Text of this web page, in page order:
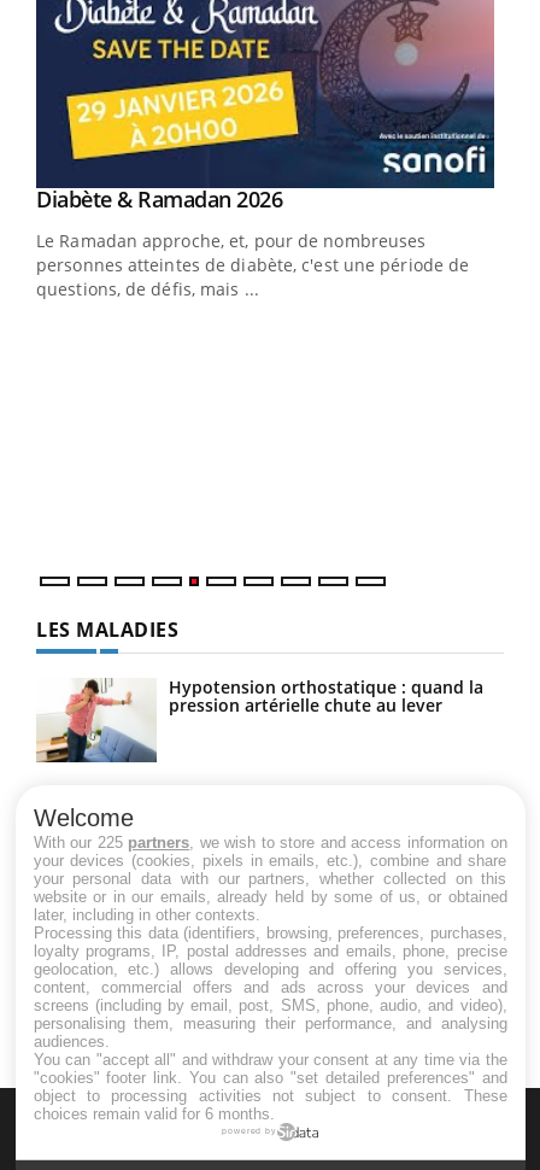
Youtube
Diabète & Ramadan 2026Youtube
Le Ramadan approche, et, pour de nombreuses
personnes atteintes de diabète, c'est une période de
questions, de défis, mais ...
LES MALADIES
Hypotension orthostatique : quand la
pression artérielle chute au lever
Maladie de Charcot (Sclérose latérale
amyotrophique)
Welcome
With our 225 partners , we wish to store and access information on
your devices (cookies, pixels in emails, etc.), combine and share
your personal data with our partners, whether collected on this
website or in our emails, already held by some of us, or obtained
later, including in other contexts.
Processing this data (identifiers, browsing, preferences, purchases,
loyalty programs, IP, postal addresses and emails, phone, precise
geolocation, etc.) allows developing and offering you services,
content, commercial offers and ads across your devices and
screens (including by email, post, SMS, phone, audio, and video),
personalising them, measuring their performance, and analysing
audiences.
You can "accept all" and withdraw your consent at any time via the
"cookies" footer link . You can also "set detailed preferences" and
object to processing activities not subject to consent. These
choices remain valid for 6 months.
powered by